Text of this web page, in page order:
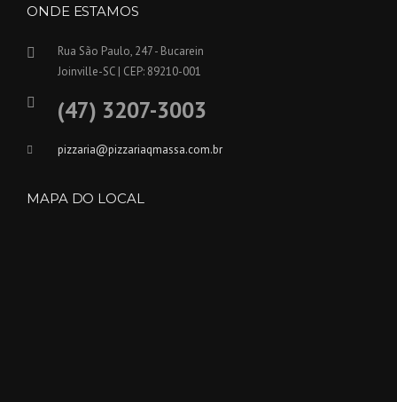
ONDE ESTAMOS
Rua São Paulo, 247 - Bucarein
Joinville-SC | CEP: 89210-001
(47) 3207-3003
pizzaria@pizzariaqmassa.com.br
MAPA DO LOCAL